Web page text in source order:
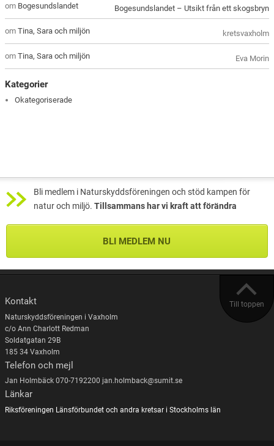
Bogesundslandet – Utsikt från ett skogsbryn
om Bogesundslandet
kretsvaxholm
omTina, Sara och miljön
Eva Morin
omTina, Sara och miljön
Kategorier
Okategoriserade
Bli medlem i Naturskyddsföreningen och stöd kampen för
natur och miljö. Tillsammans har vi kraft att förändra
BLI MEDLEM NU
Till toppen
Kontakt
Naturskyddsföreningen i Vaxholm
c/o Ann Charlott Redman
Soldatgatan 29B
185 34 Vaxholm
Telefon och mejl
Jan Holmbäck 070-7192200 jan.holmback@sumit.se
Länkar
Riksföreningen Länsförbundet och andra kretsar i Stockholms län